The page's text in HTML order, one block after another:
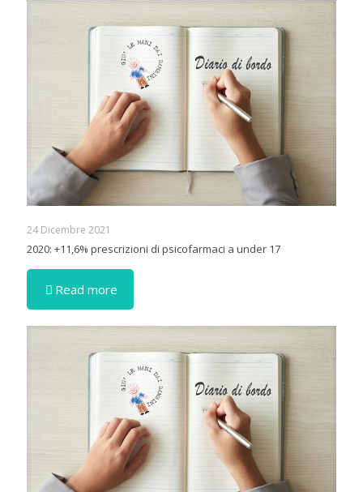
24 Dicembre 2021
2020: +11,6% prescrizioni di psicofarmaci a under 17
Read more